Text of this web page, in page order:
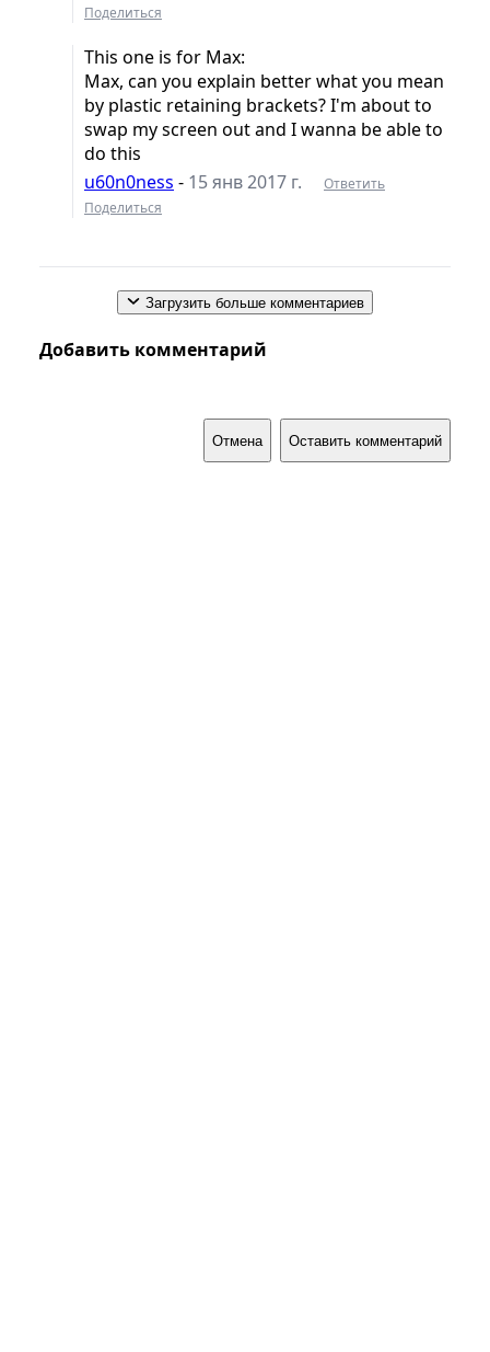
Поделиться
This one is for Max:
Max, can you explain better what you mean
by plastic retaining brackets? I'm about to
swap my screen out and I wanna be able to
do this
u60n0ness - 15 янв 2017 г.
Ответить
Поделиться
Загрузить больше комментариев
Добавить комментарий
Отмена Оставить комментарий